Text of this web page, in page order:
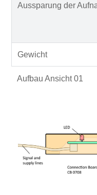
Aussparung der
Gewicht
Aufbau Ansicht 01